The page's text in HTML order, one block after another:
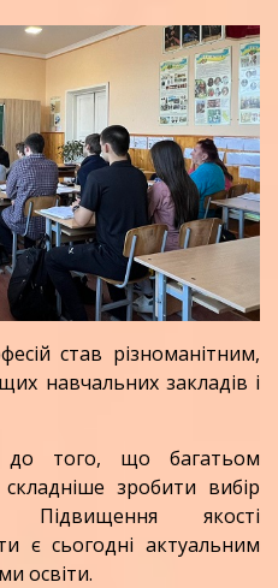
став різноманітним,
навчальних закладів і
що багатьом
зробити вибір
Підвищення якості
є сьогодні актуальним
освіти.